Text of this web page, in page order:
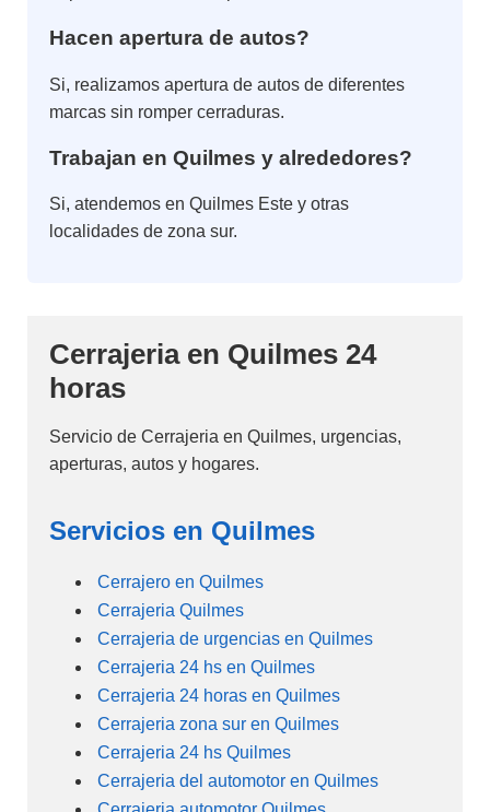
Hacen apertura de autos?
Si, realizamos apertura de autos de diferentes
marcas sin romper cerraduras.
Trabajan en Quilmes y alrededores?
Si, atendemos en Quilmes Este y otras
localidades de zona sur.
Cerrajeria en Quilmes 24
horas
Servicio de Cerrajeria en Quilmes, urgencias,
aperturas, autos y hogares.
Servicios en Quilmes
Cerrajero en Quilmes
Cerrajeria Quilmes
Cerrajeria de urgencias en Quilmes
Cerrajeria 24 hs en Quilmes
Cerrajeria 24 horas en Quilmes
Cerrajeria zona sur en Quilmes
Cerrajeria 24 hs Quilmes
Cerrajeria del automotor en Quilmes